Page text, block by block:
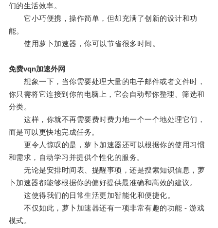
们的生活效率。
它小巧便携，操作简单，但却充满了创新的设计和功
能。
使用萝卜加速器，你可以节省很多时间。
免费vqn加速外网
想象一下，当你需要处理大量的电子邮件或者文件时，
你只需将它连接到你的电脑上，它会自动帮你整理、筛选和
分类。
这样，你就不再需要费时费力地一个一个地处理它们，
而是可以更快地完成任务。
更令人惊叹的是，萝卜加速器还可以根据你的使用习惯
和需求，自动学习并提供个性化的服务。
无论是安排时间表、提醒事项，还是搜索知识信息，萝
卜加速器都能够根据你的偏好提供最准确和高效的建议。
这使得我们的日常生活更加智能化和便捷化。
不仅如此，萝卜加速器还有一项非常有趣的功能 - 游戏
模式。